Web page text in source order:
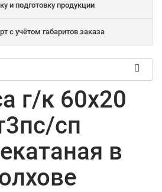
и подготовку продукции
с учётом габаритов заказа
г/к 60x20
сп
в